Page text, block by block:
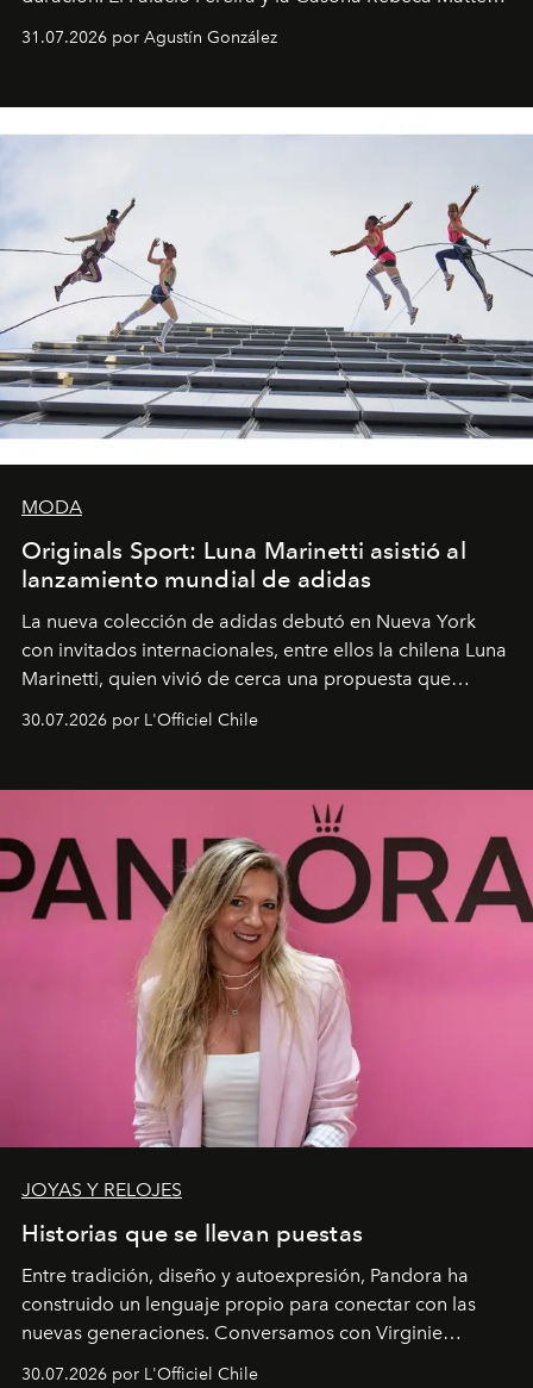
son algunos de los lugares que han albergado estas
miniobras. Sus puestas en escena son limpias; ponen el
31.07.2026 por Agustín González
MODA
Originals Sport: Luna Marinetti asistió al
lanzamiento mundial de adidas
La nueva colección de adidas debutó en Nueva York
con invitados internacionales, entre ellos la chilena Luna
Marinetti, quien vivió de cerca una propuesta que
fusiona moda y rendimiento.
30.07.2026 por L'Officiel Chile
JOYAS Y RELOJES
Historias que se llevan puestas
Entre tradición, diseño y autoexpresión, Pandora ha
construido un lenguaje propio para conectar con las
nuevas generaciones. Conversamos con Virginie
Dubray, la responsable de marketing para
30.07.2026 por L'Officiel Chile